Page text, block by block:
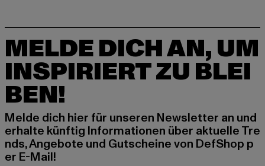
MELDE DICH AN, UM
INSPIRIERT ZU BLEI
BEN!
Melde dich hier für unseren Newsletter an und
erhalte künftig Informationen über aktuelle Tre
nds, Angebote und Gutscheine von DefShop p
er E-Mail!